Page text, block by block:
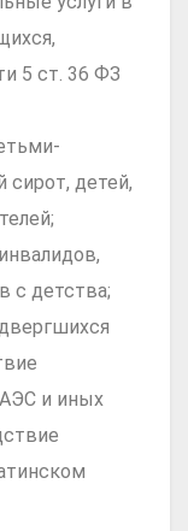
5 ст. 36 ФЗ
сирот, детей,
с детства;
и иных